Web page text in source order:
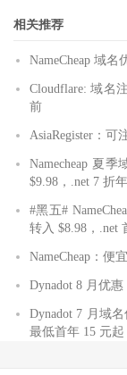
相关推荐
NameCheap 域
Cloudflare: 域名
前
AsiaRegister：可
Namecheap 夏
$9.98，.net 7 折
#黑五#
转入 $8.98，.net
NameCheap：便
Dynadot 8 月优
Dynadot 7 月域
最低首年 15 元起